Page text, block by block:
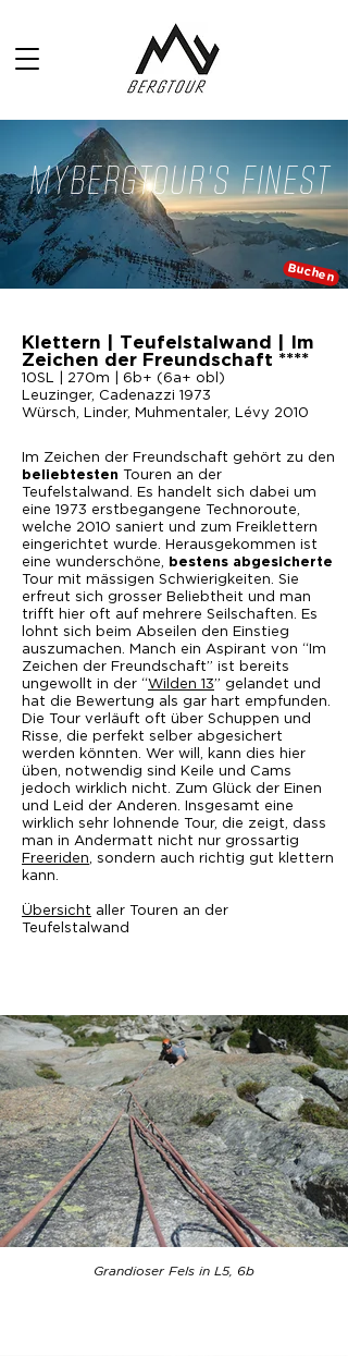
MYBERGTOUR'S FINEST
Buchen
Klettern | Teufelstalwand | Im
Zeichen der Freundschaft ****
10SL | 270m | 6b+ (6a+ obl)
Leuzinger, Cadenazzi 1973
Würsch, Linder, Muhmentaler, Lévy 2010
Im Zeichen der Freundschaft gehört zu den
beliebtesten Touren an der
Teufelstalwand. Es handelt sich dabei um
eine 1973 erstbegangene Technoroute,
welche 2010 saniert und zum Freiklettern
eingerichtet wurde. Herausgekommen ist
eine wunderschöne,
bestens abgesicherte
Tour mit mässigen Schwierigkeiten. Sie
erfreut sich grosser Beliebtheit und man
trifft hier oft auf mehrere Seilschaften. Es
lohnt sich beim Abseilen den Einstieg
auszumachen. Manch ein Aspirant von “Im
Zeichen der Freundschaft” ist bereits
ungewollt in der “Wilden 13” gelandet und
hat die Bewertung als gar hart empfunden.
Die Tour verläuft oft über Schuppen und
Risse, die perfekt selber abgesichert
werden könnten. Wer will, kann dies hier
üben, notwendig sind Keile und Cams
jedoch wirklich nicht. Zum Glück der Einen
und Leid der Anderen. Insgesamt eine
wirklich sehr lohnende Tour, die zeigt, dass
man in Andermatt nicht nur grossartig
Freeriden, sondern auch richtig gut klettern
kann.
Übersicht aller Touren an der
Teufelstalwand
Grandioser Fels in L5, 6b